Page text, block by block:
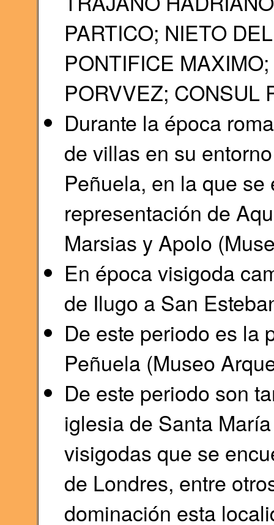
PARTICO; NIETO
PONTIFICE
PORVVEZ; CONSUL
Durante la época
de villas en su
Peñuela, en la que
representación de
Marsias y Apolo
En época visigoda
de Ilugo a San
De este periodo es la
Peñuela (Museo
De este periodo son
iglesia de Santa
visigodas que se
de Londres, entre
dominación esta